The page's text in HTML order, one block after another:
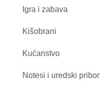
Igra i zabava
Kišobrani
Kućanstvo
Notesi i uredski pribor